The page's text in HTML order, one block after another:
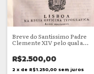
Breve do Santissimo Padre
Clemente XIV pelo qual a
Sociedade chamada de Jesus se
extingue, e supprime em todo
o Orbe
R$2.500,00
2 x de R$1.250,00 sem juros